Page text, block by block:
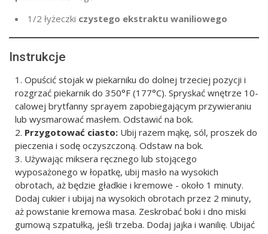
1/2 łyżeczki czystego ekstraktu waniliowego
Instrukcje
Opuścić stojak w piekarniku do dolnej trzeciej pozycji i
rozgrzać piekarnik do 350°F (177°C). Spryskać wnętrze 10-
calowej brytfanny sprayem zapobiegającym przywieraniu
lub wysmarować masłem. Odstawić na bok.
Przygotować ciasto: Ubij razem mąkę, sól, proszek do
pieczenia i sodę oczyszczoną. Odstaw na bok.
Używając miksera ręcznego lub stojącego
wyposażonego w łopatkę, ubij masło na wysokich
obrotach, aż będzie gładkie i kremowe - około 1 minuty.
Dodaj cukier i ubijaj na wysokich obrotach przez 2 minuty,
aż powstanie kremowa masa. Zeskrobać boki i dno miski
gumową szpatułką, jeśli trzeba. Dodaj jajka i wanilię. Ubijać